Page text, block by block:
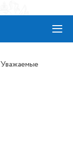
≡
Уважаемые